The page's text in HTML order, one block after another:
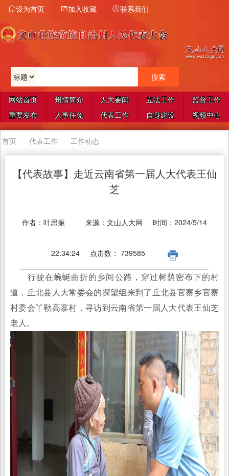
设为首页 加入收藏 联系我们
网站首页 州情简介 人大要闻 立法工作
监督工作
重要发布
人事任免 代表工作 自身建设 视频中心
首页 - 代表工作 - 工作动态
【代表故事】走近云南省第一届人大代表王仙
芝
作者： 叶思振 来源： 文山人大网 时间： 2024/5/14
22:34:24 点击数： 739585
行驶在蜿蜒曲折的乡间公路，穿过树荫密布下的村
道，丘北县人大常委会的探望组来到了丘北县官寨乡官寨
村委会丫勒高寨村，寻访到云南省第一届人大代表王仙芝
老人。